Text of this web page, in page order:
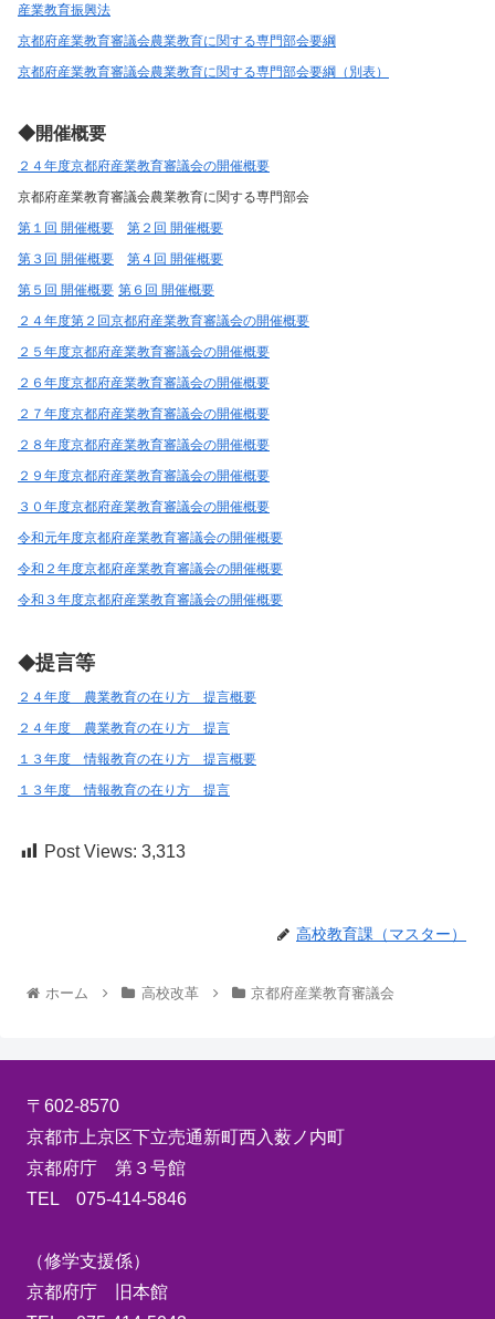
産業教育振興法
京都府産業教育審議会農業教育に関する専門部会要綱
京都府産業教育審議会農業教育に関する専門部会要綱（別表）
◆開催概要
２４年度京都府産業教育審議会の開催概要
京都府産業教育審議会農業教育に関する専門部会
第１回 開催概要
第２回 開催概要
第３回 開催概要
第４回 開催概要
第５回 開催概要 第６回 開催概要
２４年度第２回京都府産業教育審議会の開催概要
２５年度京都府産業教育審議会の開催概要
２６年度京都府産業教育審議会の開催概要
２７年度京都府産業教育審議会の開催概要
２８年度京都府産業教育審議会の開催概要
２９年度京都府産業教育審議会の開催概要
３０年度京都府産業教育審議会の開催概要
令和元年度京都府産業教育審議会の開催概要
令和２年度京都府産業教育審議会の開催概要
令和３年度京都府産業教育審議会の開催概要
◆提言等
２４年度 農業教育の在り方 提言概要
２４年度 農業教育の在り方 提言
１３年度 情報教育の在り方 提言概要
１３年度 情報教育の在り方 提言
Post Views: 3,313
高校教育課（マスター）
ホーム 高校改革 京都府産業教育審議会
〒602-8570
京都市上京区下立売通新町西入薮ノ内町
京都府庁 第３号館
TEL 075-414-5846
（修学支援係）
京都府庁 旧本館